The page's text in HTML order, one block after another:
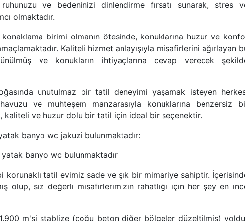
ve bedeninizi dinlendirme fırsatı sunarak, stres
olmaktadır.
birimi olmanın ötesinde, konuklarına huzur ve
Kaliteli hizmet anlayışıyla misafirlerini ağırlayan
ve konukların ihtiyaçlarına cevap verecek
unutulmaz bir tatil deneyimi yaşamak isteyen
ve muhteşem manzarasıyla konuklarına benzersiz
kaliteli ve huzur dolu bir tatil için ideal bir seçenektir.
banyo wc jakuzi bulunmaktadır:
banyo wc bulunmaktadır
tatil evimiz sade ve şık bir mimariye sahiptir.
olup, siz değerli misafirlerimizin rahatlığı için her şey en
m'si stablize (çoğu beton diğer bölgeler düzeltilmiş)